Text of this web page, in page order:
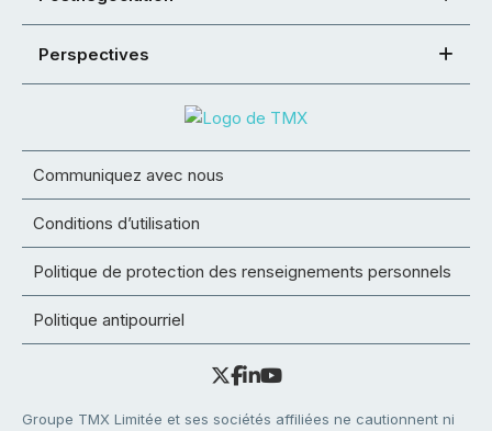
Perspectives
Communiquez avec nous
Conditions d’utilisation
Politique de protection des renseignements personnels
Politique antipourriel
Groupe TMX Limitée et ses sociétés affiliées ne cautionnent ni